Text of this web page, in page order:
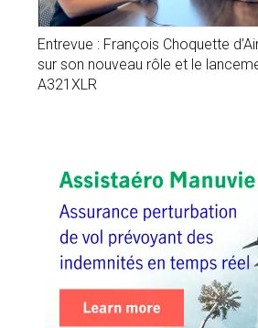
Entrevue : François Choquette
sur son nouveau rôle et le
A321XLR